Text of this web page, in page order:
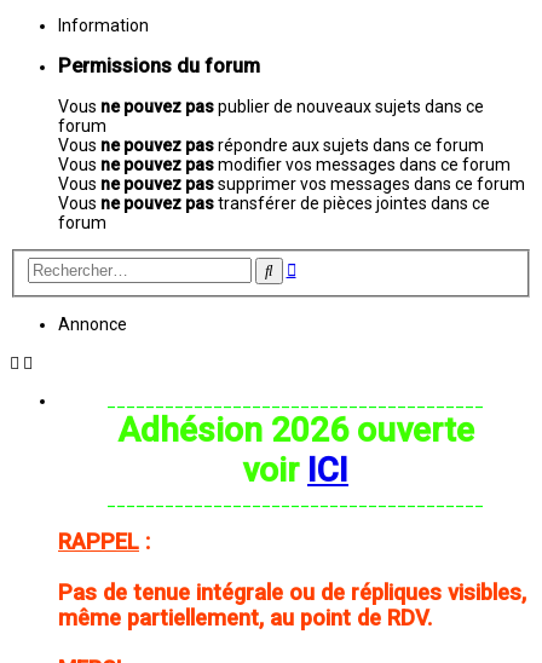
Information
Permissions du forum
Vous ne pouvez paspublier de nouveaux sujets dans ce
forum
Vous ne pouvez pasrépondre aux sujets dans ce forum
Vous ne pouvez pasmodifier vos messages dans ce forum
Vous ne pouvez passupprimer vos messages dans ce forum
Vous ne pouvez pastransférer de pièces jointes dans ce
forum
Rechercher
Recherche
Annonce
Adhésion 2026 ouverte
voir ICI
RAPPEL :
Pas de tenue intégrale ou de répliques visibles,
même partiellement, au point de RDV.